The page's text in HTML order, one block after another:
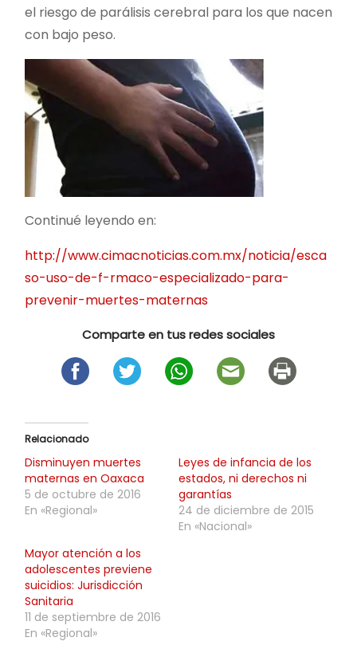
el riesgo de parálisis cerebral para los que nacen
con bajo peso.
Continué leyendo en:
http://www.cimacnoticias.com.mx/noticia/esca
so-uso-de-f-rmaco-especializado-para-
prevenir-muertes-maternas
Comparte en tus redes sociales
Relacionado
Disminuyen muertes
maternas en Oaxaca
5 de octubre de 2016
En «Regional»
Leyes de infancia de los
estados, ni derechos ni
garantías
24 de diciembre de 2015
En «Nacional»
Mayor atención a los
adolescentes previene
suicidios: Jurisdicción
Sanitaria
11 de septiembre de 2016
En «Regional»